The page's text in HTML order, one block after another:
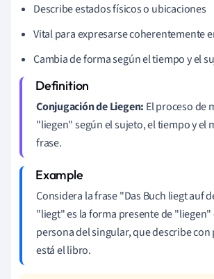
Describe estados físicos o ubicaciones
Vital para expresarse coherentemente
Cambia de forma según el tiempo y el
Conjugación de Liegen: El proceso de
"liegen" según el sujeto, el tiempo y el
frase.
Considera la frase "Das Buch liegt auf
"liegt" es la forma presente de "liegen"
persona del singular, que describe
está el libro.